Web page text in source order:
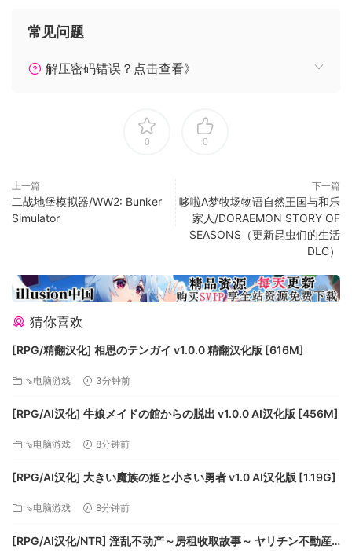
常见问题
解压密码错误？点击查看》
0 0
上一篇
二战地堡模拟器/WW2: Bunker
Simulator
下一篇
哆啦A梦牧场物语自然王国与和乐
家人/DORAEMON STORY OF
SEASONS（更新昆虫们的生活
DLC）
猜你喜欢
[RPG/精翻汉化] 相思のテンガイ v1.0.0 精翻汉化版 [616M]
⇘电脑游戏 3分钟前
[RPG/AI汉化] 牛娘メイドの館からの脱出 v1.0.0 AI汉化版 [456M]
⇘电脑游戏 8分钟前
[RPG/AI汉化] 大きい魔族の姫と小さい勇者 v1.0 AI汉化版 [1.19G]
⇘电脑游戏 8分钟前
[RPG/AI汉化/NTR] 淫乱不动产～房租收取故事～ ヤリチン不動産